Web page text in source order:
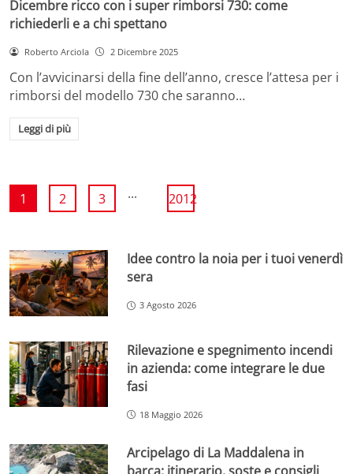
Dicembre ricco con i super rimborsi 730: come
richiederli e a chi spettano
Roberto Arciola 2 Dicembre 2025
Con l’avvicinarsi della fine dell’anno, cresce l’attesa per i
rimborsi del modello 730 che saranno…
Leggi di più
1 2 3 ... 2012
Idee contro la noia per i tuoi venerdì
sera
3 Agosto 2026
Rilevazione e spegnimento incendi
in azienda: come integrare le due
fasi
18 Maggio 2026
Arcipelago di La Maddalena in